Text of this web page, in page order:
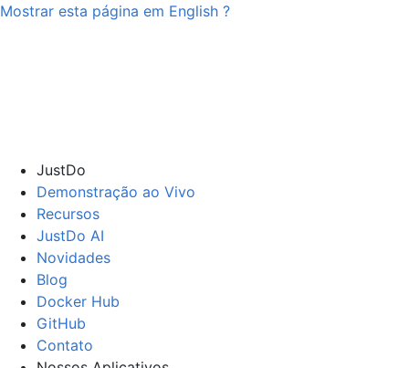
Mostrar esta página em English ?
JustDo
Demonstração ao Vivo
Recursos
JustDo AI
Novidades
Blog
Docker Hub
GitHub
Contato